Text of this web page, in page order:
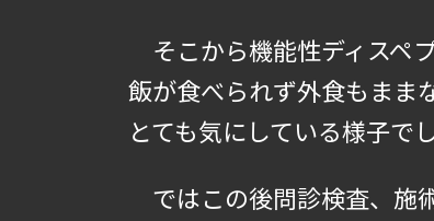
そこから機能性ディスペ
飯が食べられず外食もまま
とても気にしている様子でし
ではこの後問診検査、施